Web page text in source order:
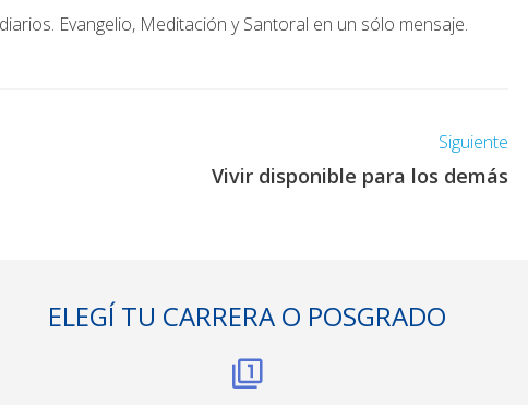
Evangelio, Meditación y Santoral en un sólo mensaje.
Siguiente
Vivir disponible para los demás
ELEGÍ TU CARRERA O POSGRADO